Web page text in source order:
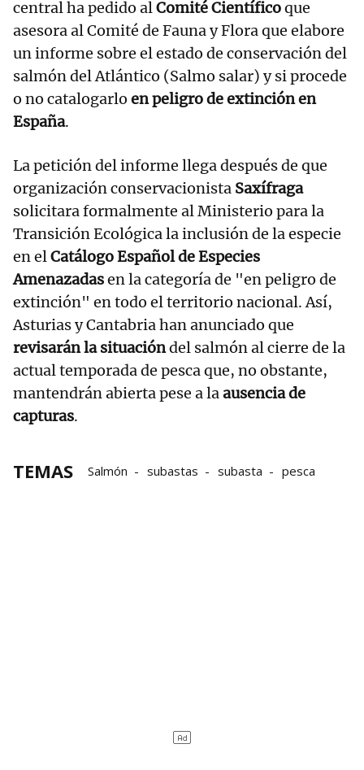
central ha pedido alComité Científicoque
asesora al Comité de Fauna y Flora que elabore
un informe sobre el estado de conservación del
salmón del Atlántico (Salmo salar) y si procede
o no catalogarlo en peligro de extinción en
España.
La petición del informe llega después de que
organización conservacionista Saxífraga
solicitara formalmente al Ministerio para la
Transición Ecológica la inclusión de la especie
en elCatálogo Español de Especies
Amenazadasen la categoría de "en peligro de
extinción" en todo el territorio nacional. Así,
Asturias y Cantabria han anunciado que
revisarán la situacióndel salmón al cierre de la
actual temporada de pesca que, no obstante,
mantendrán abierta pese a laausencia de
capturas.
TEMAS Salmón subastas subasta pesca